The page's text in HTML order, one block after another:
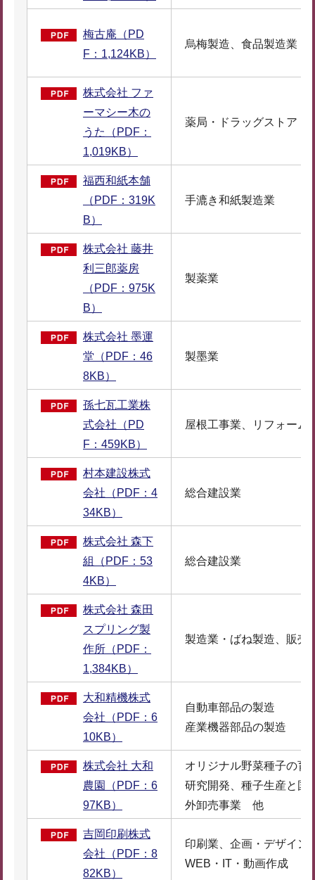
梅古庵（PD
F：1,124KB）
烏梅製造、食品製造業
株式会社 ファ
ーマシー木の
うた（PDF：
1,019KB）
薬局・ドラッグストア
福西和紙本舗
（PDF：319K
B）
手漉き和紙製造業
株式会社 藤井
利三郎薬房
（PDF：975K
B）
製薬業
株式会社 墨運
堂（PDF：46
8KB）
製墨業
孫七瓦工業株
式会社（PD
F：459KB）
屋根工事業、リフォーム
村本建設株式
会社（PDF：4
34KB）
総合建設業
株式会社 森下
組（PDF：53
4KB）
総合建設業
株式会社 森田
スプリング製
作所（PDF：
1,384KB）
製造業・ばね製造、販売
大和精機株式
会社（PDF：6
10KB）
自動車部品の製造
産業機器部品の製造
株式会社 大和
農園（PDF：6
97KB）
オリジナル野菜種子の育
研究開発、種子生産と国
外卸売事業 他
吉岡印刷株式
会社（PDF：8
82KB）
印刷業、企画・デザイン
WEB・IT・動画作成